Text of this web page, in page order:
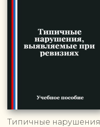
Типичные нарушения,